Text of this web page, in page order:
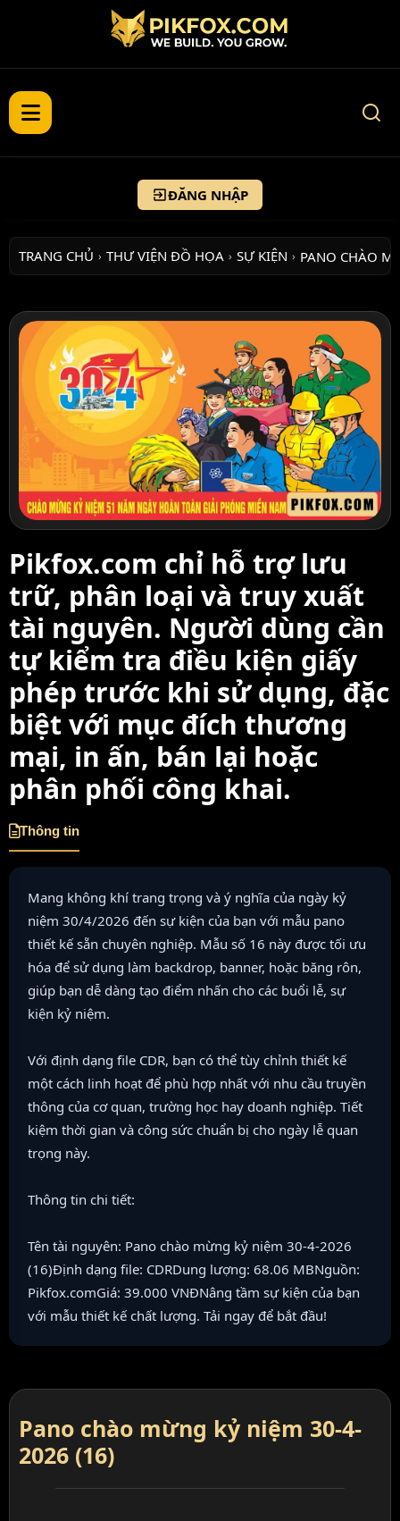
ĐĂNG NHẬP
TRANG CHỦ › THƯ VIỆN ĐỒ HỌA › SỰ KIỆN › PANO CHÀO
Pikfox.com chỉ hỗ trợ lưu
trữ, phân loại và truy xuất
tài nguyên. Người dùng cần
tự kiểm tra điều kiện giấy
phép trước khi sử dụng, đặc
biệt với mục đích thương
mại, in ấn, bán lại hoặc
phân phối công khai.
Thông tin
Mang không khí trang trọng và ý nghĩa của ngày kỷ
niệm 30/4/2026 đến sự kiện của bạn với mẫu pano
thiết kế sẵn chuyên nghiệp. Mẫu số 16 này được tối ưu
hóa để sử dụng làm backdrop, banner, hoặc băng rôn,
giúp bạn dễ dàng tạo điểm nhấn cho các buổi lễ, sự
kiện kỷ niệm.
Với định dạng file CDR, bạn có thể tùy chỉnh thiết kế
một cách linh hoạt để phù hợp nhất với nhu cầu truyền
thông của cơ quan, trường học hay doanh nghiệp. Tiết
kiệm thời gian và công sức chuẩn bị cho ngày lễ quan
trọng này.
Thông tin chi tiết:
Tên tài nguyên: Pano chào mừng kỷ niệm 30-4-2026
(16)Định dạng file: CDRDung lượng: 68.06 MBNguồn:
Pikfox.comGiá: 39.000 VNĐNâng tầm sự kiện của bạn
với mẫu thiết kế chất lượng. Tải ngay để bắt đầu!
Pano chào mừng kỷ niệm 30-4-
2026 (16)